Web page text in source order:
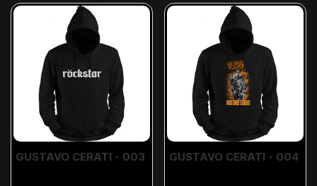
GUSTAVO CERATI - 003 GUSTAVO CERATI - 004